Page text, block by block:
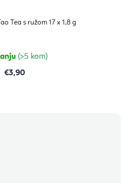
Tea s ružom 17 x 1,8 g
(>5 kom)
€3,90